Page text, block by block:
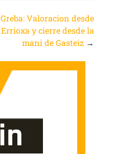
Greba: Valoracion desde
Errioxa y cierre desde la
mani de Gasteiz →